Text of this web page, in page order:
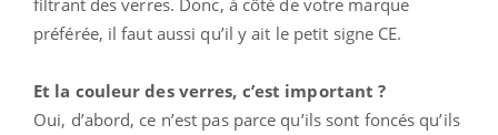
préférée, il faut aussi qu’il y ait le petit signe CE.
Et la couleur des verres, c’est important ?
Oui, d’abord, ce n’est pas parce qu’ils sont foncés qu’ils